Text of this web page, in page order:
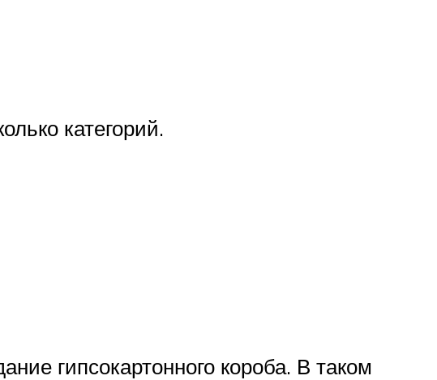
категорий.
гипсокартонного короба. В таком